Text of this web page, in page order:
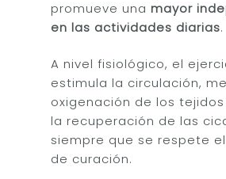
promueve una mayor
en las actividades diarias.
A nivel fisiológico, el
estimula la circulación,
oxigenación de los
la recuperación de las
siempre que se respete
de curación.